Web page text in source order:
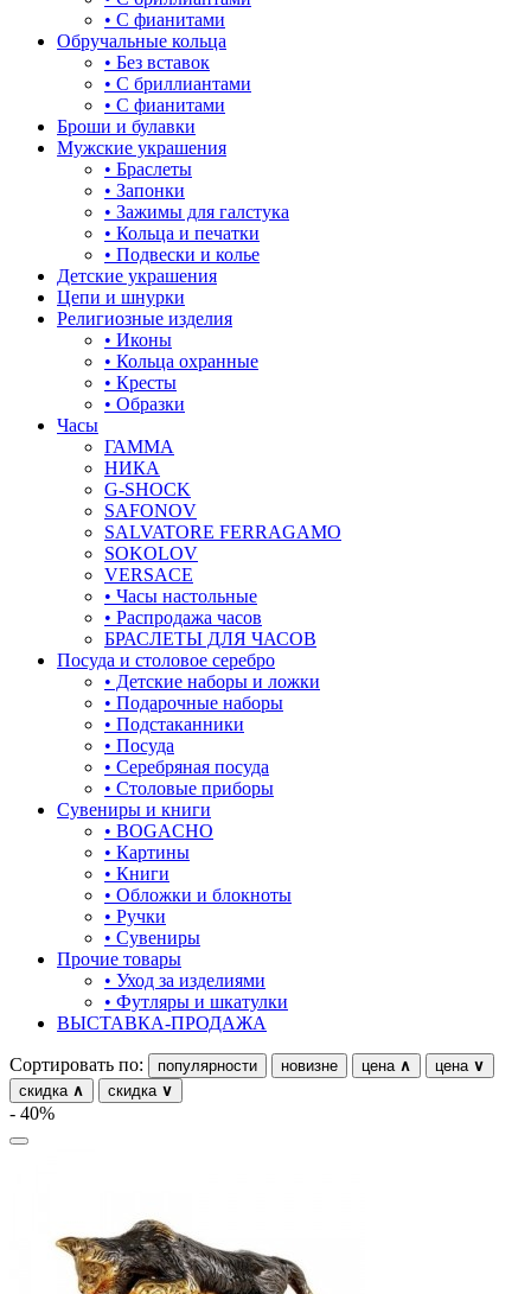
• С фианитами
Обручальные кольца
• Без вставок
• С бриллиантами
• С фианитами
Броши и булавки
Мужские украшения
• Браслеты
• Запонки
• Зажимы для галстука
• Кольца и печатки
• Подвески и колье
Детские украшения
Цепи и шнурки
Религиозные изделия
• Иконы
• Кольца охранные
• Кресты
• Образки
Часы
ГАММА
НИКА
G-SHOCK
SAFONOV
SALVATORE FERRAGAMO
SOKOLOV
VERSACE
• Часы настольные
• Распродажа часов
БРАСЛЕТЫ ДЛЯ ЧАСОВ
Посуда и столовое серебро
• Детские наборы и ложки
• Подарочные наборы
• Подстаканники
• Посуда
• Серебряная посуда
• Столовые приборы
Сувениры и книги
• BOGACHO
• Картины
• Книги
• Обложки и блокноты
• Ручки
• Сувениры
Прочие товары
• Уход за изделиями
• Футляры и шкатулки
ВЫСТАВКА-ПРОДАЖА
Сортировать по: популярности новизне цена ∧ цена ∨
скидка ∧ скидка ∨
- 40%